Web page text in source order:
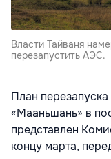
Власти Тайваня
перезапустить АЭС.
План
«Мааньшань» в
представлен
концу марта,